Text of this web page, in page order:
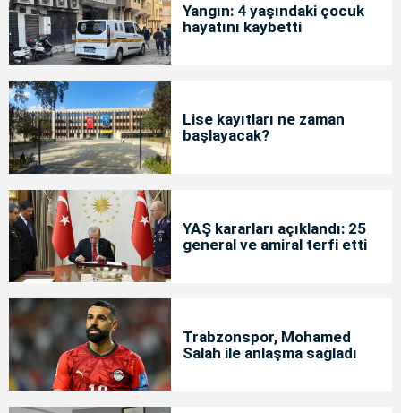
Yangın: 4 yaşındaki çocuk
hayatını kaybetti
Lise kayıtları ne zaman
başlayacak?
YAŞ kararları açıklandı: 25
general ve amiral terfi etti
Trabzonspor, Mohamed
Salah ile anlaşma sağladı